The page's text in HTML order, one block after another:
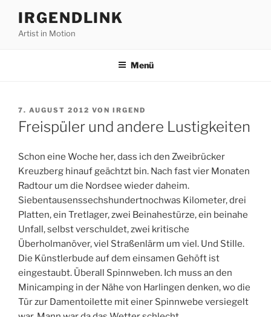
Inhalt
springen
IRGENDLINK
Artist in Motion
Menü
VERÖFFENTLICHT
AM
7. AUGUST 2012 VON IRGEND
Freispüler und andere Lustigkeiten
Schon eine Woche her, dass ich den Zweibrücker
Kreuzberg hinauf geächtzt bin. Nach fast vier Monaten
Radtour um die Nordsee wieder daheim.
Siebentausenssechshundertnochwas Kilometer, drei
Platten, ein Tretlager, zwei Beinahestürze, ein beinahe
Unfall, selbst verschuldet, zwei kritische
Überholmanöver, viel Straßenlärm um viel. Und Stille.
Die Künstlerbude auf dem einsamen Gehöft ist
eingestaubt. Überall Spinnweben. Ich muss an den
Minicamping in der Nähe von Harlingen denken, wo die
Tür zur Damentoilette mit einer Spinnwebe versiegelt